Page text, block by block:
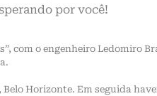
por você!
com o engenheiro Ledomiro
Belo Horizonte. Em seguida